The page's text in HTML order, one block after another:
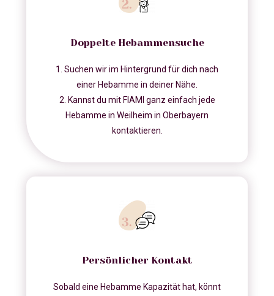
Doppelte Hebammensuche
1. Suchen wir im Hintergrund für dich nach
einer Hebamme in deiner Nähe.
2. Kannst du mit FIAMI ganz einfach jede
Hebamme in Weilheim in Oberbayern
kontaktieren.
Persönlicher Kontakt
Sobald eine Hebamme Kapazität hat, könnt